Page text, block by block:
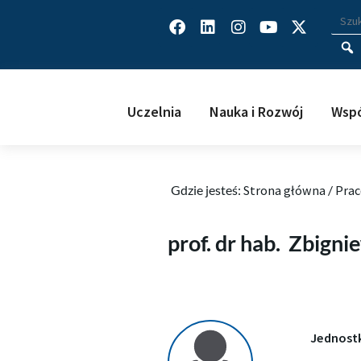
Facebook
LinkedinInstagram
Youtube
X-
twitter
Uczelnia Nauka i Rozwój
Gdzie jesteś: Strona główna /
Zbigniew Czaplaprof. dr hab.